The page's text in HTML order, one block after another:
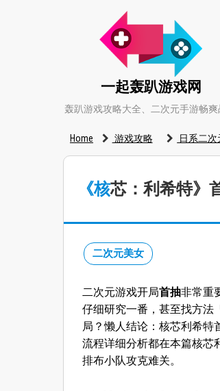
一起轰趴游戏网
轰趴游戏攻略大全、二次元手游畅爽
Home 游戏攻略 日系二
《核芯：利希
二次元美女
二次元游戏开局首抽非常重
仔细研究一番，甚至找方法「
局？懒人结论：核芯利希特
流程详细分析都在本篇核芯
排布小队攻克难关。